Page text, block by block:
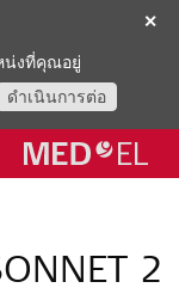
✕
น่งที่คุณอยู่
ดำเนินการต่อ
2